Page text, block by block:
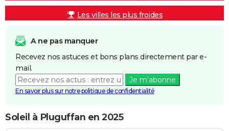
Les villes les plus froides
A ne pas manquer
Recevez nos astuces et bons plans directement par e-
mail.
Je m'abonne
En savoir plus sur notre politique de confidentialité
Soleil à Pluguffan en 2025